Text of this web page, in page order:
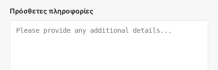
Πρόσθετες πληροφορίες